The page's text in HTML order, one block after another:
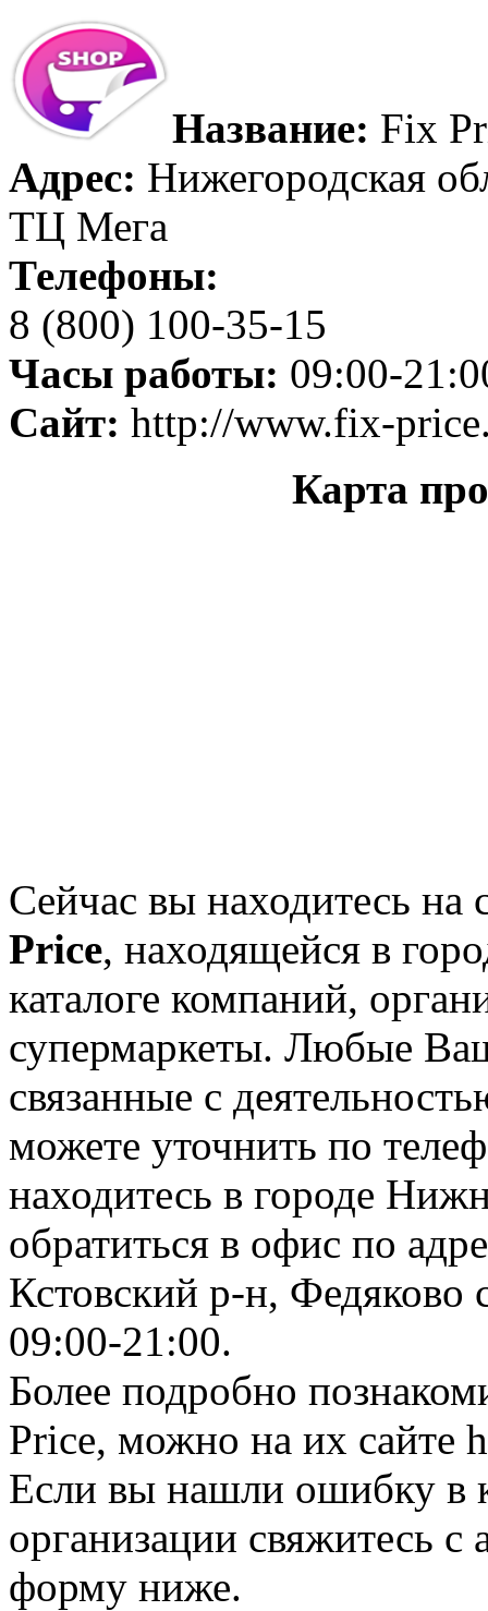
Название: Fix
Адрес: Нижегородская
ТЦ Мега
Телефоны:
8 (800) 100-35-15
Часы работы: 09:00-
Сайт: http://www.fix-
Карта
Сейчас вы находитесь на
Price, находящейся в
каталоге компаний,
супермаркеты. Любые
связанные с
можете уточнить по
находитесь в городе
обратиться в офис по
Кстовский р-н,
09:00-21:00.
Более подробно
Price, можно на их сайте
Если вы нашли ошибку в
организации свяжитесь
форму ниже.